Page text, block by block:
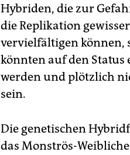
Hybriden, die zur
die Replikation
vervielfältigen können,
könnten auf den
werden und plötzlich
sein.
Die genetischen
das Monströs-